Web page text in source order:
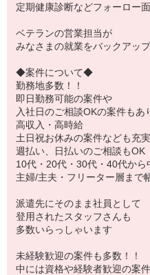
定期健康診断などフォーロー
ベテランの営業担当が
みなさまの就業をバックアッ
◆案件について◆
勤務地多数！！
即日勤務可能の案件や
入社日のご相談OKの案件もあ
高収入・高時給
土日祝お休みの案件なども充実
週払い、日払いのご相談もOK
10代・20代・30代・40代から
主婦/主夫・フリーター層まで
派遣先にそのまま社員として
登用されたスタッフさんも
多数いらっしゃいます
未経験歓迎の案件も多数！！
中には資格や経験者歓迎の案